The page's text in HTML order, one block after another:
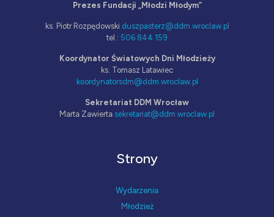
Prezes Fundacji „Młodzi Młodym”
ks. Piotr Rozpędowski duszpasterz@ddm.wroclaw.pl
tel.: 506 844 159
Koordynator Światowych Dni Młodzieży
ks. Tomasz Latawiec
koordynatorsdm@ddm.wroclaw.pl
Sekretariat DDM Wrocław
Marta Zawierta sekretariat@ddm.wroclaw.pl
Strony
Wydarzenia
Młodzież